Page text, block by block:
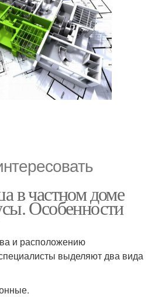
в частном доме
Особенности
и расположению
выделяют два вида